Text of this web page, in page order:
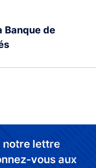
Banque de
notre lettre
vous aux